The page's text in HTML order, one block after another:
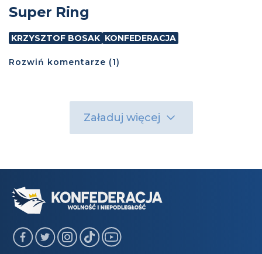
Super Ring
KRZYSZTOF BOSAK KONFEDERACJA
Rozwiń komentarze (1)
Załaduj więcej